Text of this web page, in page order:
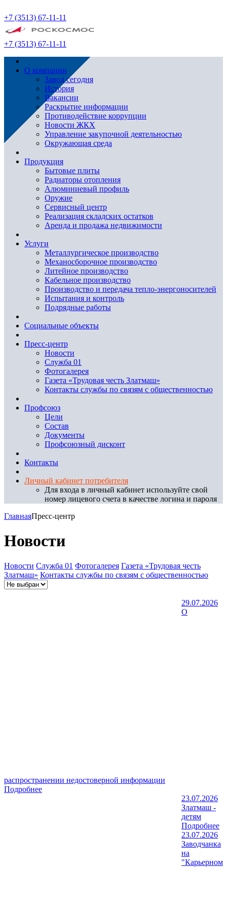
+7 (3513) 67-11-11
+7 (3513) 67-11-11
О компании
Завод сегодня
История
Вакансии
Раскрытие информации
Противодействие коррупции
Новости ЖКХ
Управление закупочной деятельностью
Окружающая среда
Продукция
Бытовые плиты
Радиаторы отопления
Алюминиевый профиль
Оружие
Сервисный центр
Реализация складских остатков
Аренда и продажа недвижимости
Услуги
Металлургическое производство
Механосборочное производство
Литейное производство
Кабельное производство
Производство и передача тепло-энергоносителей
Испытания и контроль
Подрядные работы
Социальные объекты
Пресс-центр
Новости
Служба 01
Фотогалерея
Газета «Трудовая честь Златмаш»
Контакты службы по связям с общественностью
Профсоюз
Цели
Состав
Документы
Профсоюзный дисконт
Контакты
Личный кабинет потребителя
Для входа в личный кабинет используйте свой
номер лицевого счета в качестве логина и пароля
ГлавнаяПресс-центр
Новости
Новости Служба 01 Фотогалерея Газета «Трудовая честь
Златмаш» Контакты службы по связям с общественностью
29.07.2026
О
распространении недостоверной информации
Подробнее
23.07.2026
Златмаш -
детям
Подробнее
23.07.2026
Заводчанка
на
"Карьерном